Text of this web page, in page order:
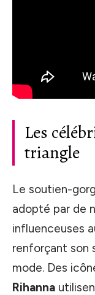
Les
triangle
Le soutien-
adopté par de
influenceuses
renforçant son
mode. Des
Rihanna